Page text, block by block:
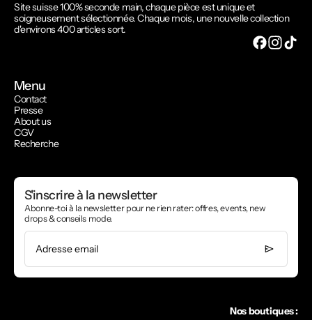
Site suisse 100% seconde main, chaque pièce est unique et
soigneusement sélectionnée. Chaque mois, une nouvelle collection
d'environs 400 articles sort.
Menu
Contact
Presse
About us
CGV
Recherche
S'inscrire à la newsletter
Abonne-toi à la newsletter pour ne rien rater: offres, events, new
drops & conseils mode.
Adresse email
Nos boutiques :